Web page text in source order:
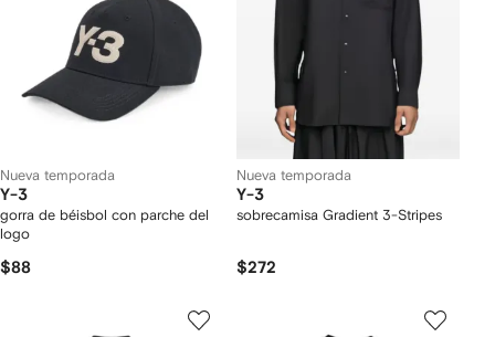
Nueva temporada
Y-3
gorra de béisbol con parche del
logo
$88
Nueva temporada
Y-3
sobrecamisa Gradient 3-Stripes
$272